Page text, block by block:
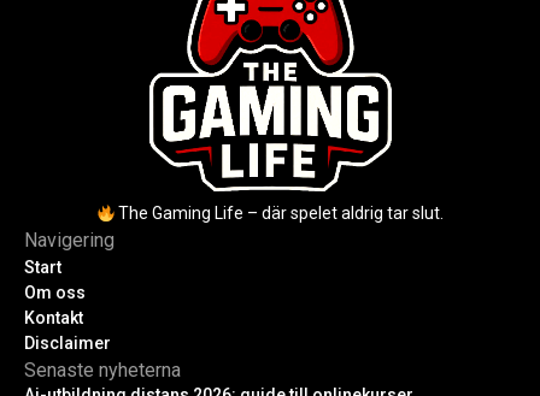
The Gaming Life – där spelet aldrig tar slut.
Navigering
Start
Om oss
Kontakt
Disclaimer
Senaste nyheterna